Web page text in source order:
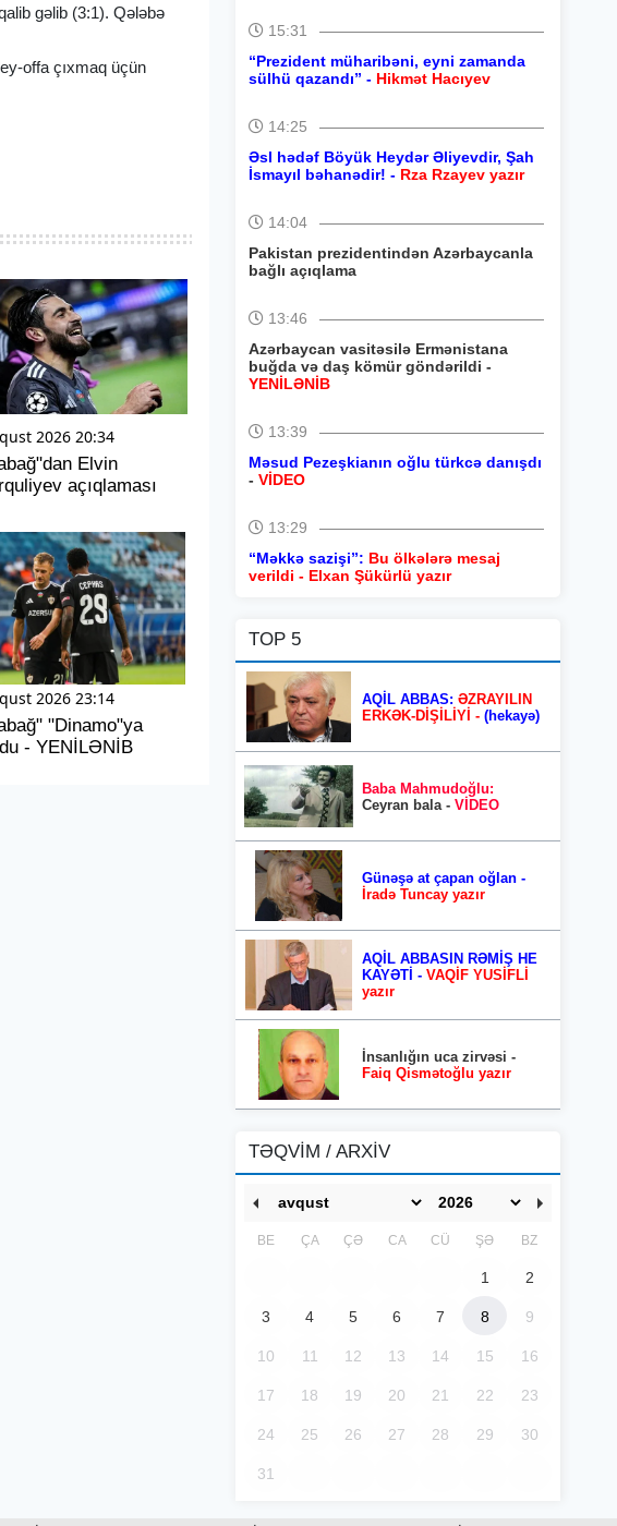
gəlib (3:1). Qələbə
offa çıxmaq üçün
2026 20:34
Elvin
açıqlaması
2026 23:14
"Dinamo"ya
- YENİLƏNİB
15:31
“Prezident müharibəni, eyni zamanda
sülhü qazandı” - Hikmət Hacıyev
14:25
Əsl hədəf Böyük Heydər Əliyevdir, Şah
İsmayıl bəhanədir! - Rza Rzayev yazır
14:04
Pakistan prezidentindən Azərbaycanla
bağlı açıqlama
13:46
Azərbaycan vasitəsilə Ermənistana
buğda və daş kömür göndərildi -
YENİLƏNİB
13:39
Məsud Pezeşkianın oğlu türkcə danışdı
- VİDEO
13:29
“Məkkə sazişi”: Bu ölkələrə mesaj
verildi - Elxan Şükürlü yazır
TOP 5
AQİL ABBAS: ƏZRAYILIN
ERKƏK-DİŞİLİYİ - (hekayə)
Baba Mahmudoğlu:
Ceyran bala - VİDEO
Günəşə at çapan oğlan -
İradə Tuncay yazır
AQİL ABBASIN RƏMİŞ HE
KAYƏTİ - VAQİF YUSİFLİ
yazır
İnsanlığın uca zirvəsi -
Faiq Qismətoğlu yazır
TƏQVİM / ARXİV
BE ÇA ÇƏ CA CÜ ŞƏ BZ
1 2
3 4 5 6 7 8 9
10 11 12 13 14 15 16
17 18 19 20 21 22 23
24 25 26 27 28 29 30
31